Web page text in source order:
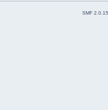
SMF 2.0.15